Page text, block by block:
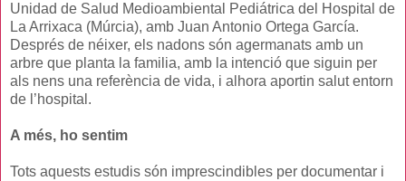
Unidad de Salud Medioambiental Pediátrica del Hospital de
La Arrixaca (Múrcia), amb Juan Antonio Ortega García.
Després de néixer, els nadons són agermanats amb un
arbre que planta la familia, amb la intenció que siguin per
als nens una referència de vida, i alhora aportin salut entorn
de l’hospital.
A més, ho sentim
Tots aquests estudis són imprescindibles per documentar i